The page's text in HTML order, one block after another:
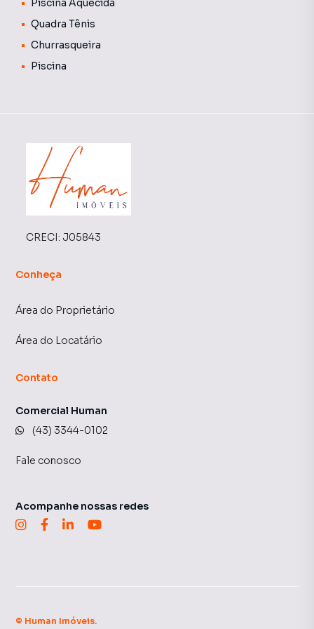
Piscina Aquecida
Quadra Tênis
Churrasqueira
Piscina
CRECI: J05843
Conheça
Área do Proprietário
Área do Locatário
Contato
Comercial Human
(43) 3344-0102
Fale conosco
Acompanhe nossas redes
© Human Imóveis.